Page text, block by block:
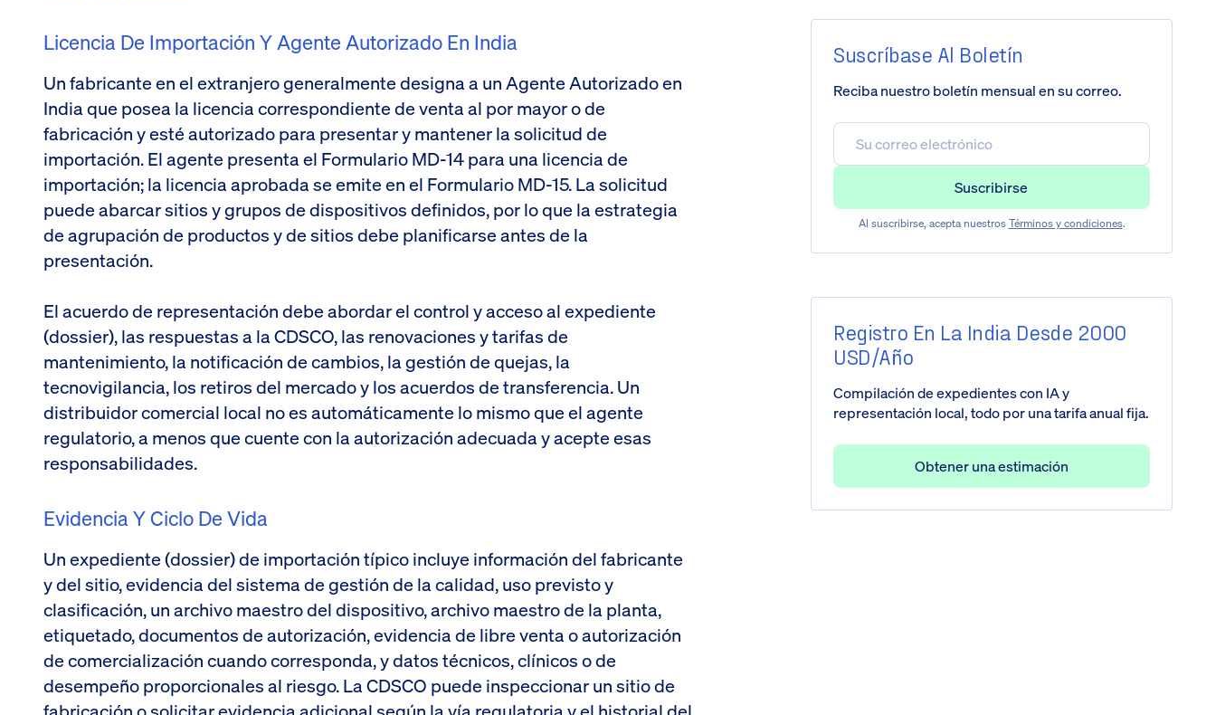
Licencia De Importación Y Agente Autorizado En India
Un fabricante en el extranjero generalmente designa a un Agente Autorizado en
India que posea la licencia correspondiente de venta al por mayor o de
fabricación y esté autorizado para presentar y mantener la solicitud de
importación. El agente presenta el Formulario MD-14 para una licencia de
importación; la licencia aprobada se emite en el Formulario MD-15. La solicitud
puede abarcar sitios y grupos de dispositivos definidos, por lo que la estrategia
de agrupación de productos y de sitios debe planificarse antes de la
presentación.
El acuerdo de representación debe abordar el control y acceso al expediente
(dossier), las respuestas a la CDSCO, las renovaciones y tarifas de
mantenimiento, la notificación de cambios, la gestión de quejas, la
tecnovigilancia, los retiros del mercado y los acuerdos de transferencia. Un
distribuidor comercial local no es automáticamente lo mismo que el agente
regulatorio, a menos que cuente con la autorización adecuada y acepte esas
responsabilidades.
Evidencia Y Ciclo De Vida
Un expediente (dossier) de importación típico incluye información del fabricante
y del sitio, evidencia del sistema de gestión de la calidad, uso previsto y
clasificación, un archivo maestro del dispositivo, archivo maestro de la planta,
etiquetado, documentos de autorización, evidencia de libre venta o autorización
de comercialización cuando corresponda, y datos técnicos, clínicos o de
desempeño proporcionales al riesgo. La CDSCO puede inspeccionar un sitio de
Suscríbase Al Boletín
Reciba nuestro boletín mensual en su correo.
Al suscribirse, acepta nuestros Términos y condiciones.
Registro En La India Desde 2000
USD/año
Compilación de expedientes con IA y
representación local, todo por una tarifa anual fija.
Obtener una estimación